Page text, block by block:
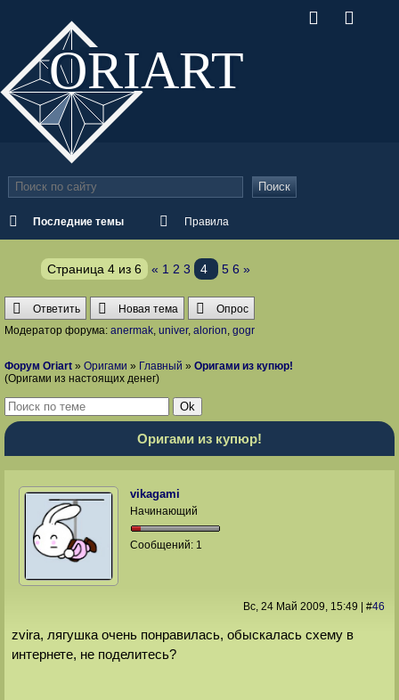
ORIART
Последние темы Правила
Поиск
Страница 4из 6 « 1 2 3 4 5 6 »
Ответить Новая тема
Опрос
Модератор форума: anermak, univer, alorion, gogr
Форум Oriart » Оригами » Главный » Оригами из купюр!
(Оригами из настоящих денег)
Оригами из купюр!
vikagami
Начинающий
Сообщений: 1
Вс, 24 Май 2009, 15:49 #46
zvira, лягушка очень понравилась, обыскалась схему в
интернете, не поделитесь?